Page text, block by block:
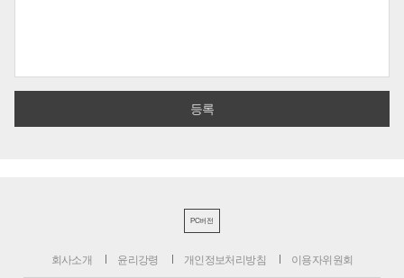
PC버전
회사소개 윤리강령 개인정보처리방침 이용자위원회